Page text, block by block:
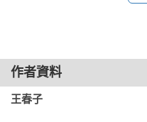
那是我從沒留意過的角度，
「哇～春子真是臺灣鐵皮屋
服很是喜歡。
作者資料
王春子